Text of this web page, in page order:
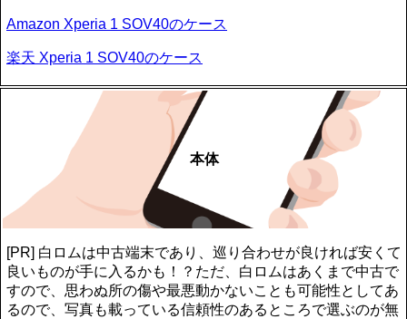
Amazon Xperia 1 SOV40のケース
楽天 Xperia 1 SOV40のケース
本体
[PR] 白ロムは中古端末であり、巡り合わせが良ければ安くて
良いものが手に入るかも！？ただ、白ロムはあくまで中古で
すので、思わぬ所の傷や最悪動かないことも可能性としてあ
るので、写真も載っている信頼性のあるところで選ぶのが無